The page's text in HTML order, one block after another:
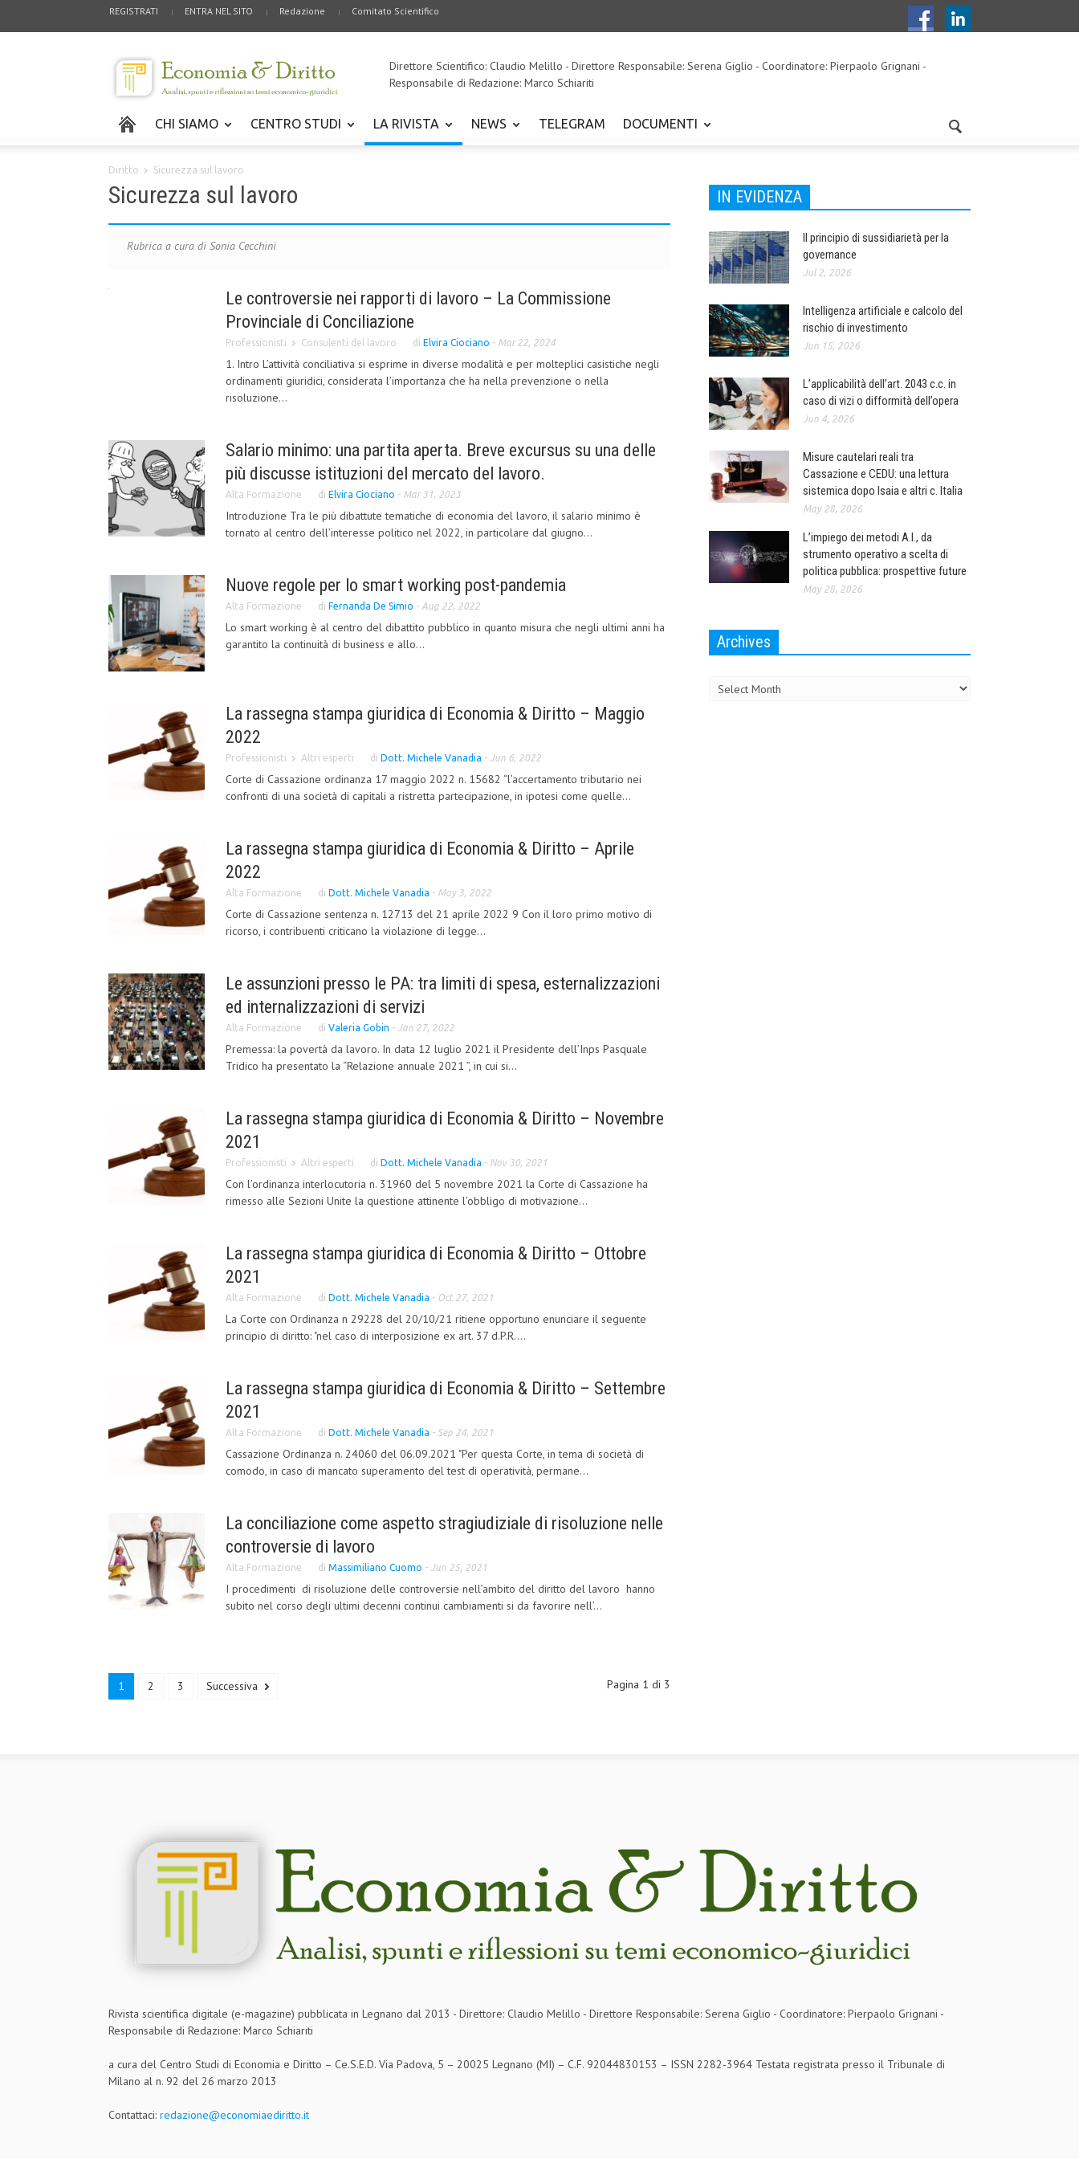
REGISTRATI ENTRA NEL SITO Redazione Comitato Scientifico
Direttore Scientifico: Claudio Melillo - Direttore Responsabile: Serena Giglio - Coordinatore: Pierpaolo Grignani -
Responsabile di Redazione: Marco Schiariti
CHI SIAMO CENTRO STUDI LA RIVISTA NEWS TELEGRAM DOCUMENTI
Diritto Sicurezza sul lavoro
Sicurezza sul lavoro
Rubrica a cura di Sonia Cecchini
Le controversie nei rapporti di lavoro – La Commissione
Provinciale di Conciliazione
Professionisti Consulenti del lavoro di Elvira Ciociano - Mar 22, 2024
1. Intro L’attività conciliativa si esprime in diverse modalità e per molteplici casistiche negli
ordinamenti giuridici, considerata l’importanza che ha nella prevenzione o nella
risoluzione...
Salario minimo: una partita aperta. Breve excursus su una delle
più discusse istituzioni del mercato del lavoro.
Alta Formazione di Elvira Ciociano - Mar 31, 2023
Introduzione Tra le più dibattute tematiche di economia del lavoro, il salario minimo è
tornato al centro dell’interesse politico nel 2022, in particolare dal giugno...
Nuove regole per lo smart working post-pandemia
Alta Formazione di Fernanda De Simio - Aug 22, 2022
Lo smart working è al centro del dibattito pubblico in quanto misura che negli ultimi anni ha
garantito la continuità di business e allo...
La rassegna stampa giuridica di Economia & Diritto – Maggio
2022
Professionisti Altri esperti di Dott. Michele Vanadia - Jun 6, 2022
Corte di Cassazione ordinanza 17 maggio 2022 n. 15682 “l’accertamento tributario nei
confronti di una società di capitali a ristretta partecipazione, in ipotesi come quelle...
La rassegna stampa giuridica di Economia & Diritto – Aprile
2022
Alta Formazione di Dott. Michele Vanadia - May 3, 2022
Corte di Cassazione sentenza n. 12713 del 21 aprile 2022 9 Con il loro primo motivo di
ricorso, i contribuenti criticano la violazione di legge...
Le assunzioni presso le PA: tra limiti di spesa, esternalizzazioni
ed internalizzazioni di servizi
Alta Formazione di Valeria Gobin - Jan 27, 2022
Premessa: la povertà da lavoro. In data 12 luglio 2021 il Presidente dell’Inps Pasquale
Tridico ha presentato la “Relazione annuale 2021 ”, in cui si...
La rassegna stampa giuridica di Economia & Diritto – Novembre
2021
Professionisti Altri esperti di Dott. Michele Vanadia - Nov 30, 2021
Con l’ordinanza interlocutoria n. 31960 del 5 novembre 2021 la Corte di Cassazione ha
rimesso alle Sezioni Unite la questione attinente l’obbligo di motivazione...
La rassegna stampa giuridica di Economia & Diritto – Ottobre
2021
Alta Formazione di Dott. Michele Vanadia - Oct 27, 2021
La Corte con Ordinanza n 29228 del 20/10/21 ritiene opportuno enunciare il seguente
principio di diritto: "nel caso di interposizione ex art. 37 d.P.R....
La rassegna stampa giuridica di Economia & Diritto – Settembre
2021
Alta Formazione di Dott. Michele Vanadia - Sep 24, 2021
Cassazione Ordinanza n. 24060 del 06.09.2021 "Per questa Corte, in tema di società di
comodo, in caso di mancato superamento del test di operatività, permane...
La conciliazione come aspetto stragiudiziale di risoluzione nelle
controversie di lavoro
Alta Formazione di Massimiliano Cuomo - Jun 25, 2021
I procedimenti di risoluzione delle controversie nell’ambito del diritto del lavoro hanno
subito nel corso degli ultimi decenni continui cambiamenti si da favorire nell’...
1 2 3 Successiva Pagina 1 di 3
IN EVIDENZA
Il principio di sussidiarietà per la
governance
Jul 2, 2026
Intelligenza artificiale e calcolo del
rischio di investimento
Jun 15, 2026
L’applicabilità dell’art. 2043 c.c. in
caso di vizi o difformità dell’opera
Jun 4, 2026
Misure cautelari reali tra
Cassazione e CEDU: una lettura
sistemica dopo Isaia e altri c. Italia
May 28, 2026
L’impiego dei metodi A.I., da
strumento operativo a scelta di
politica pubblica: prospettive future
May 28, 2026
Archives
Rivista scientifica digitale (e-magazine) pubblicata in Legnano dal 2013 - Direttore: Claudio Melillo - Direttore Responsabile: Serena Giglio - Coordinatore: Pierpaolo Grignani -
Responsabile di Redazione: Marco Schiariti
a cura del Centro Studi di Economia e Diritto – Ce.S.E.D. Via Padova, 5 – 20025 Legnano (MI) – C.F. 92044830153 – ISSN 2282-3964 Testata registrata presso il Tribunale di
Milano al n. 92 del 26 marzo 2013
Contattaci: redazione@economiaediritto.it